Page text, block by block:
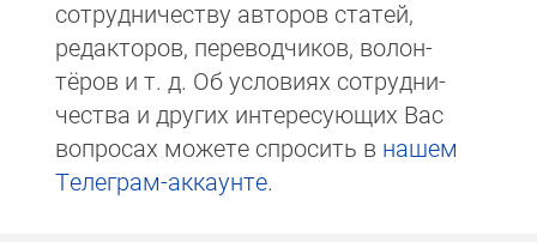
сотруд­ни­чест­ву авторов статей,
редакто­ров, пере­вод­чи­ков, волон­
тёров и т. д. Об ус­ло­виях сотрудни­
чест­ва и других интере­сую­щих Вас
вопросах мо­же­те спросить в на­шем
Те­ле­грам-ак­каунте.